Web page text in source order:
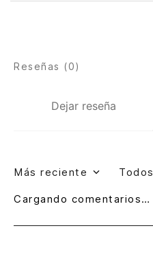
Dejar reseña
Reseñas (0)
Más reciente Todos
Cargando comentarios…